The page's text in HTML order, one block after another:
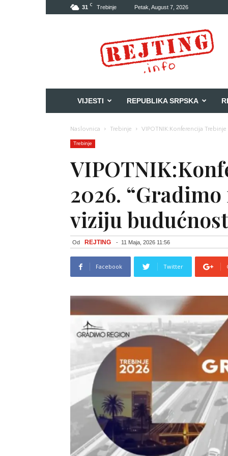
31 C Trebinje Petak, August 7, 2026
VIJESTI REPUBLIKA SRPSKA
Naslovnica Trebinje VIPOTNIK:Konferencija
Trebinje
2026.
viziju
Od REJTING - 11 Maja, 2026 11:56
Facebook Twitter